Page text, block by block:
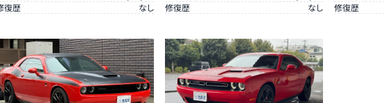
復歴
なし
修復歴
なし
修復歴